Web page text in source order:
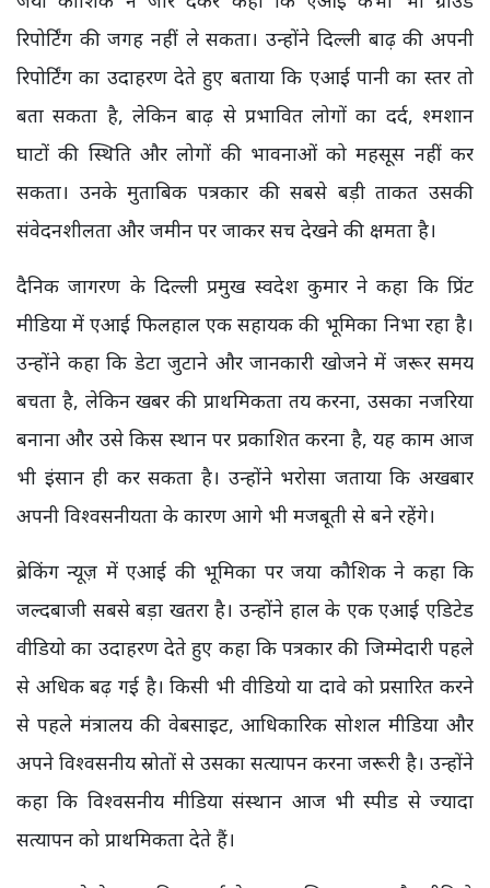
रिपोर्टिंग की जगह नहीं ले सकता। उन्होंने दिल्ली बाढ़ की अपनी
रिपोर्टिंग का उदाहरण देते हुए बताया कि एआई पानी का स्तर तो
बता सकता है, लेकिन बाढ़ से प्रभावित लोगों का दर्द, श्मशान
घाटों की स्थिति और लोगों की भावनाओं को महसूस नहीं कर
सकता। उनके मुताबिक पत्रकार की सबसे बड़ी ताकत उसकी
संवेदनशीलता और जमीन पर जाकर सच देखने की क्षमता है।
दैनिक जागरण के दिल्ली प्रमुख स्वदेश कुमार ने कहा कि प्रिंट
मीडिया में एआई फिलहाल एक सहायक की भूमिका निभा रहा है।
उन्होंने कहा कि डेटा जुटाने और जानकारी खोजने में जरूर समय
बचता है, लेकिन खबर की प्राथमिकता तय करना, उसका नजरिया
बनाना और उसे किस स्थान पर प्रकाशित करना है, यह काम आज
भी इंसान ही कर सकता है। उन्होंने भरोसा जताया कि अखबार
अपनी विश्वसनीयता के कारण आगे भी मजबूती से बने रहेंगे।
ब्रेकिंग न्यूज़ में एआई की भूमिका पर जया कौशिक ने कहा कि
जल्दबाजी सबसे बड़ा खतरा है। उन्होंने हाल के एक एआई एडिटेड
वीडियो का उदाहरण देते हुए कहा कि पत्रकार की जिम्मेदारी पहले
से अधिक बढ़ गई है। किसी भी वीडियो या दावे को प्रसारित करने
से पहले मंत्रालय की वेबसाइट, आधिकारिक सोशल मीडिया और
अपने विश्वसनीय स्रोतों से उसका सत्यापन करना जरूरी है। उन्होंने
कहा कि विश्वसनीय मीडिया संस्थान आज भी स्पीड से ज्यादा
सत्यापन को प्राथमिकता देते हैं।